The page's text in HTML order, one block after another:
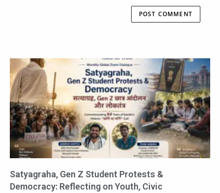
Satyagraha, Gen Z Student Protests &
Democracy: Reflecting on Youth, Civic